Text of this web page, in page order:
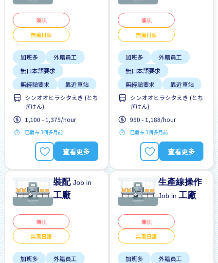
兼职
無需日語
加班多
外籍員工
無日本語要求
無經驗要求
靠近車站
預付工資
シンオオヒラシタえき (とち
ぎけん)
1,100 - 1,375/hour
已發布 3個多月前
查看更多
兼职
無需日語
加班多
外籍員工
無日本語要求
無經驗要求
靠近車站
預付工資
シンオオヒラシタえき (とち
ぎけん)
950 - 1,188/hour
已發布 3個多月前
查看更多
裝配Job in
工廠
兼职
無需日語
加班多
外籍員工
生產線操作
Job in工廠
兼职
無需日語
加班多
外籍員工